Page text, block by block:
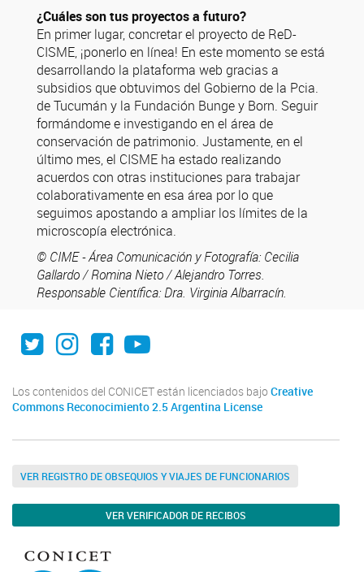
¿Cuáles son tus proyectos a futuro?
En primer lugar, concretar el proyecto de ReD-
CISME, ¡ponerlo en línea! En este momento se está
desarrollando la plataforma web gracias a
subsidios que obtuvimos del Gobierno de la Pcia.
de Tucumán y la Fundación Bunge y Born. Seguir
formándome e investigando en el área de
conservación de patrimonio. Justamente, en el
último mes, el CISME ha estado realizando
acuerdos con otras instituciones para trabajar
colaborativamente en esa área por lo que
seguimos apostando a ampliar los límites de la
microscopía electrónica.
© CIME - Área Comunicación y Fotografía: Cecilia
Gallardo / Romina Nieto / Alejandro Torres.
Responsable Científica: Dra. Virginia Albarracín.
Twitter
Instagram
Facebook
Youtube
Los contenidos del CONICET están licenciados bajo Creative
Commons Reconocimiento 2.5 Argentina License
VER REGISTRO DE OBSEQUIOS Y VIAJES DE FUNCIONARIOS
VER VERIFICADOR DE RECIBOS